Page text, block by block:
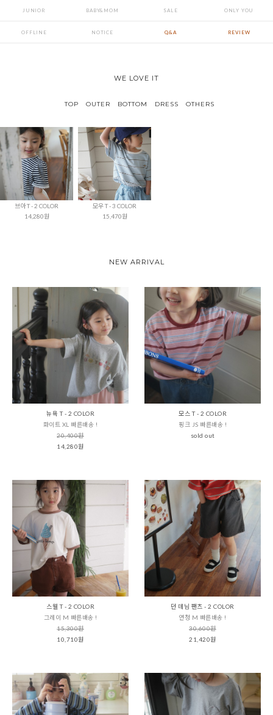
JUNIOR BABY&MOM SALE ONLY YOU
OFFLINE NOTICE Q&A REVIEW
WE LOVE IT
TOP OUTER BOTTOM DRESS OTHERS
브아 T - 2 COLOR
14,280원
모우 T - 3 COLOR
15,470원
NEW ARRIVAL
뉴욕 T - 2 COLOR
화이트 XL 빠른배송 !
20,400원
14,280원
모스 T - 2 COLOR
핑크 JS 빠른배송 !
sold out
스웰 T - 2 COLOR
그레이 M 빠른배송 !
15,300원
10,710원
던 데님 팬츠 - 2 COLOR
연청 M 빠른배송 !
30,600원
21,420원